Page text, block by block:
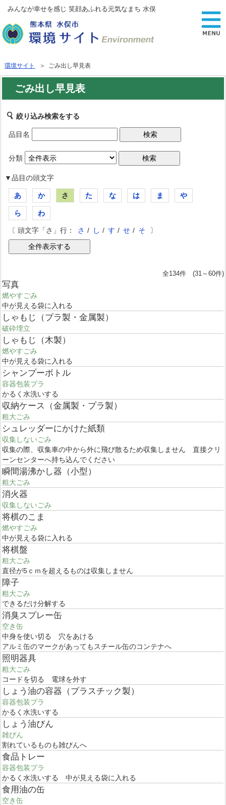
みんなが幸せを感じ 笑顔あふれる元気なまち 水俣
環境サイト ＞ ごみ出し早見表
ごみ出し早見表
絞り込み検索をする
品目名
分類
▼品目の頭文字
あ か さ た な は ま や
ら わ
〔 頭文字「さ」行： さ / し / す / せ / そ 〕
全134件 (31～60件)
写真
燃やすごみ
中が見える袋に入れる
しゃもじ（プラ製・金属製）
破砕埋立
しゃもじ（木製）
燃やすごみ
中が見える袋に入れる
シャンプーボトル
容器包装プラ
かるく水洗いする
収納ケース（金属製・プラ製）
粗大ごみ
シュレッダーにかけた紙類
収集しないごみ
収集の際、収集車の中から外に飛び散るため収集しません 直接クリ
ーンセンターへ持ち込んでください
瞬間湯沸かし器（小型）
粗大ごみ
消火器
収集しないごみ
将棋のこま
燃やすごみ
中が見える袋に入れる
将棋盤
粗大ごみ
直径が5ｃｍを超えるものは収集しません
障子
粗大ごみ
できるだけ分解する
消臭スプレー缶
空き缶
中身を使い切る 穴をあける
アルミ缶のマークがあってもスチール缶のコンテナへ
照明器具
粗大ごみ
コードを切る 電球を外す
しょう油の容器（プラスチック製）
容器包装プラ
かるく水洗いする
しょう油びん
雑びん
割れているものも雑びんへ
食品トレー
容器包装プラ
かるく水洗いする 中が見える袋に入れる
食用油の缶
空き缶